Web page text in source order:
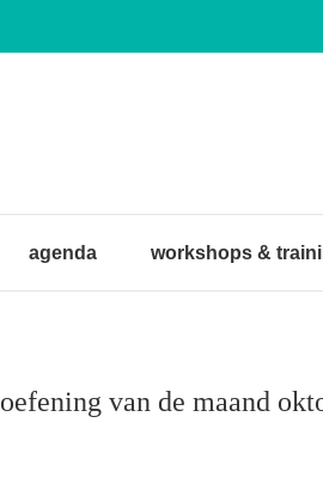
agenda workshops &
oefening van de maand